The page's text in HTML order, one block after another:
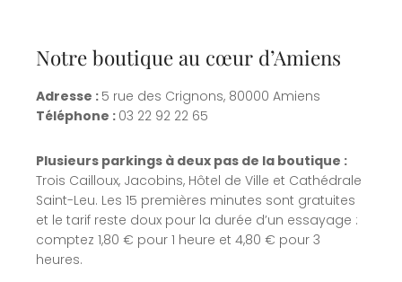
Notre boutique au cœur d’Amiens
Adresse : 5 rue des Crignons, 80000 Amiens
Téléphone : 03 22 92 22 65
Plusieurs parkings à deux pas de la boutique :
Trois Cailloux, Jacobins, Hôtel de Ville et Cathédrale
Saint-Leu. Les 15 premières minutes sont gratuites
et le tarif reste doux pour la durée d’un essayage :
comptez 1,80 € pour 1 heure et 4,80 € pour 3
heures.